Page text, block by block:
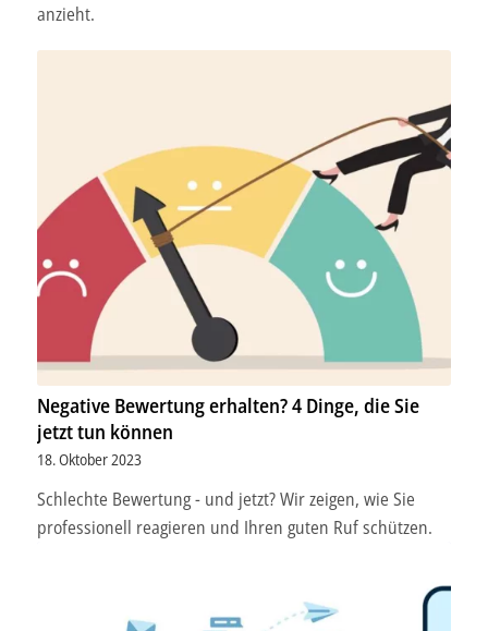
anzieht.
Negative Bewertung erhalten? 4 Dinge, die Sie
jetzt tun können
18. Oktober 2023
Schlechte Bewertung - und jetzt? Wir zeigen, wie Sie
professionell reagieren und Ihren guten Ruf schützen.